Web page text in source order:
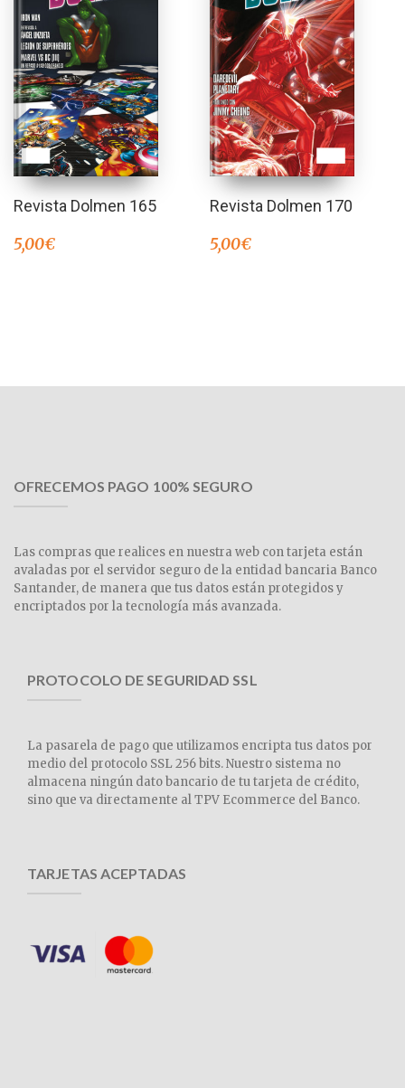
Revista Dolmen 165
5,00€
Revista Dolmen 170
5,00€
OFRECEMOS PAGO 100% SEGURO
Las compras que realices en nuestra web con tarjeta están
avaladas por el servidor seguro de la entidad bancaria Banco
Santander, de manera que tus datos están protegidos y
encriptados por la tecnología más avanzada.
PROTOCOLO DE SEGURIDAD SSL
La pasarela de pago que utilizamos encripta tus datos por
medio del protocolo SSL 256 bits. Nuestro sistema no
almacena ningún dato bancario de tu tarjeta de crédito,
sino que va directamente al TPV Ecommerce del Banco.
TARJETAS ACEPTADAS